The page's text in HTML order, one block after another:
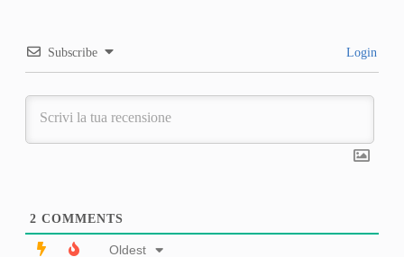
Subscribe Login
2 COMMENTS
Oldest